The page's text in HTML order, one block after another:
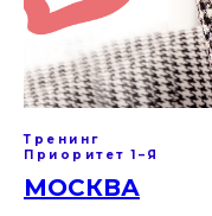
Тренинг
Приоритет 1–Я
МОСКВА